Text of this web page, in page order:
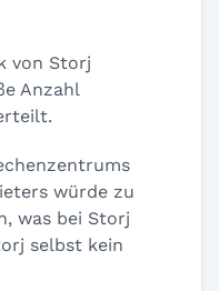
von Storj
Anzahl
würde zu
was bei Storj
selbst kein